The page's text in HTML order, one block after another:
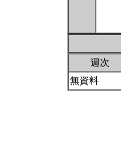
週次
無資料